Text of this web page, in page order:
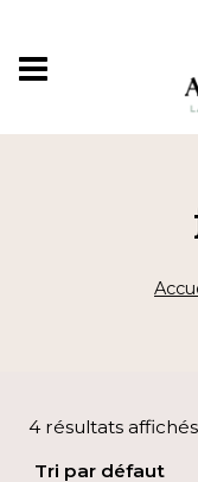
contenu
4 résultats affichés